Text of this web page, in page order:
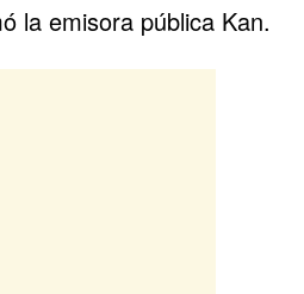
la emisora pública Kan.